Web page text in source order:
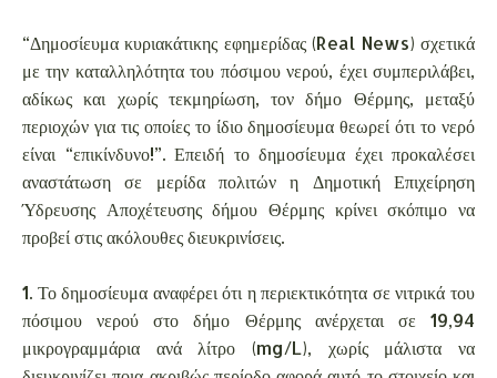
“Δημοσίευμα κυριακάτικης εφημερίδας (Real News) σχετικά
με την καταλληλότητα του πόσιμου νερού, έχει συμπεριλάβει,
αδίκως και χωρίς τεκμηρίωση, τον δήμο Θέρμης, μεταξύ
περιοχών για τις οποίες το ίδιο δημοσίευμα θεωρεί ότι το νερό
είναι “επικίνδυνο!”. Επειδή το δημοσίευμα έχει προκαλέσει
αναστάτωση σε μερίδα πολιτών η Δημοτική Επιχείρηση
Ύδρευσης Αποχέτευσης δήμου Θέρμης κρίνει σκόπιμο να
προβεί στις ακόλουθες διευκρινίσεις.
1. Το δημοσίευμα αναφέρει ότι η περιεκτικότητα σε νιτρικά του
πόσιμου νερού στο δήμο Θέρμης ανέρχεται σε 19,94
μικρογραμμάρια ανά λίτρο (mg/L), χωρίς μάλιστα να